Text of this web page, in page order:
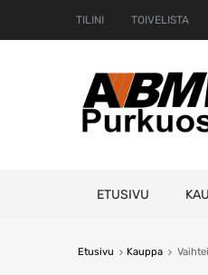
TILINI TOIVELISTA
ETUSIVU
Etusivu Kauppa